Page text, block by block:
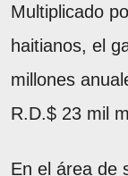
Multiplicado
haitianos, el
millones
R.D.$ 23 mil
En el área de